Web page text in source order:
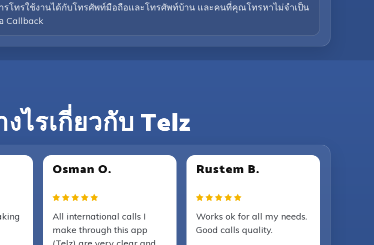
โทรใช้งานได้กับโทรศัพท์มือถือและโทรศัพท์บ้าน และคนที่คุณโทรหาไม่จำเป็น
Callback
ไรเกี่ยวกับ Telz
Osman O.
All international calls I
make through this app
Rustem B.
Works ok for all my needs.
Good calls quality.